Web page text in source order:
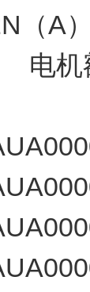
（A
机额